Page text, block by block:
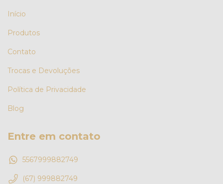
Início
Produtos
Contato
Trocas e Devoluções
Política de Privacidade
Blog
Entre em contato
5567999882749
(67) 999882749